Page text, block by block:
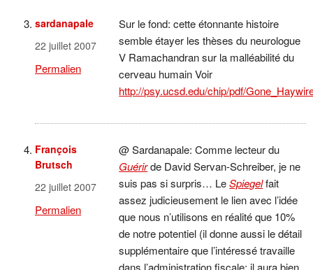
sardanapale
22 juillet 2007
Permalien
Sur le fond: cette étonnante histoire
semble étayer les thèses du neurologue
V Ramachandran sur la malléabilité du
cerveau humain Voir
http://psy.ucsd.edu/chip/pdf/
François
Brutsch
22 juillet 2007
Permalien
@ Sardanapale: Comme lecteur du
Guérirde David Servan-Schreiber, je ne
suis pas si surpris… LeSpiegelfait
assez judicieusement le lien avec l’idée
que nous n’utilisons en réalité que 10%
de notre potentiel (il donne aussi le détail
supplémentaire que l’intéressé travaille
dans l’administration fiscale; il aura bien